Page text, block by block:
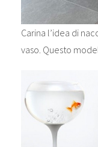
Carina l’idea di
vaso. Questo